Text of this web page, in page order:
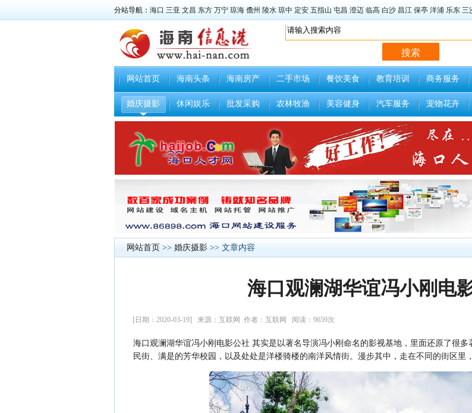
分站导航： 海口 三亚 文昌 东方 万宁 琼海 儋州 陵水 琼中 定安 五指山 屯昌 澄迈 临高 白沙 昌江 保亭 洋浦 乐东 三
网站首页 海南头条 海南房产 二手市场 餐饮美食 教育培训 商务服务
婚庆摄影 休闲娱乐 批发采购 农林牧渔 美容健身 汽车服务 宠物花卉
网站首页 >> 婚庆摄影 >> 文章内容
海口观澜湖华谊冯小刚电
[日期：2020-03-19] 来源：互联网 作者：互联网 阅读：9659次
海口观澜湖华谊冯小刚电影公社 其实是以著名导演冯小刚命名的影视基地，里面还原了很
民街、满是的芳华校园，以及处处是洋楼骑楼的南洋风情街。漫步其中，走在不同的街区里